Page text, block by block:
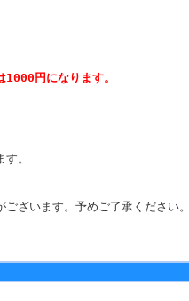
円になります。
。
ざいます。予めご了承ください。